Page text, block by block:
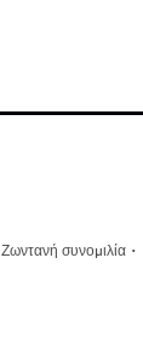
Ζωντανή συνομιλία ·